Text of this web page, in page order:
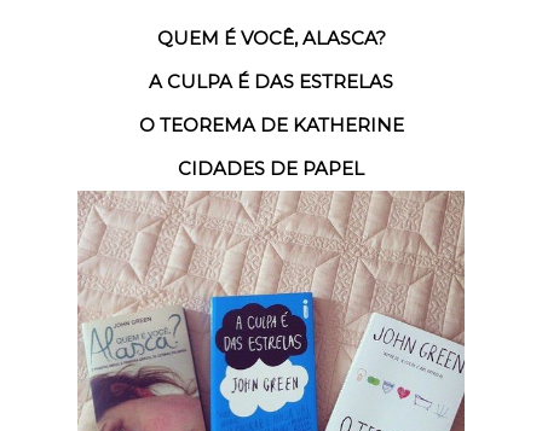
QUEM É VOCÊ, ALASCA?
A CULPA É DAS ESTRELAS
O TEOREMA DE KATHERINE
CIDADES DE PAPEL